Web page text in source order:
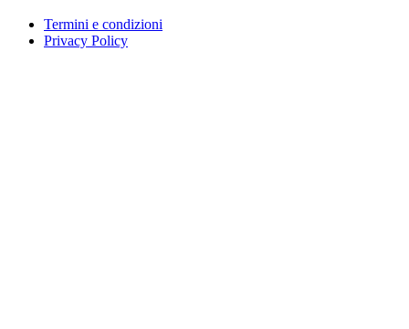
Termini e condizioni
Privacy Policy